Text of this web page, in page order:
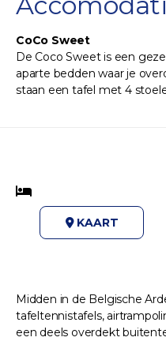
CoCo Sweet
De Coco Sweet is een
aparte bedden waar je
staan een tafel met 4
KAART
Midden in de Belgische
tafeltennistafels,
een deels overdekt